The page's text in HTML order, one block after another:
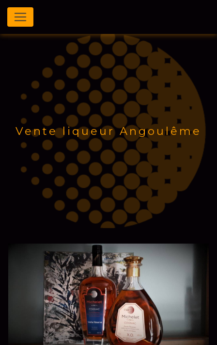
Panneau de gestion des cookies
Vente liqueur Angoulême